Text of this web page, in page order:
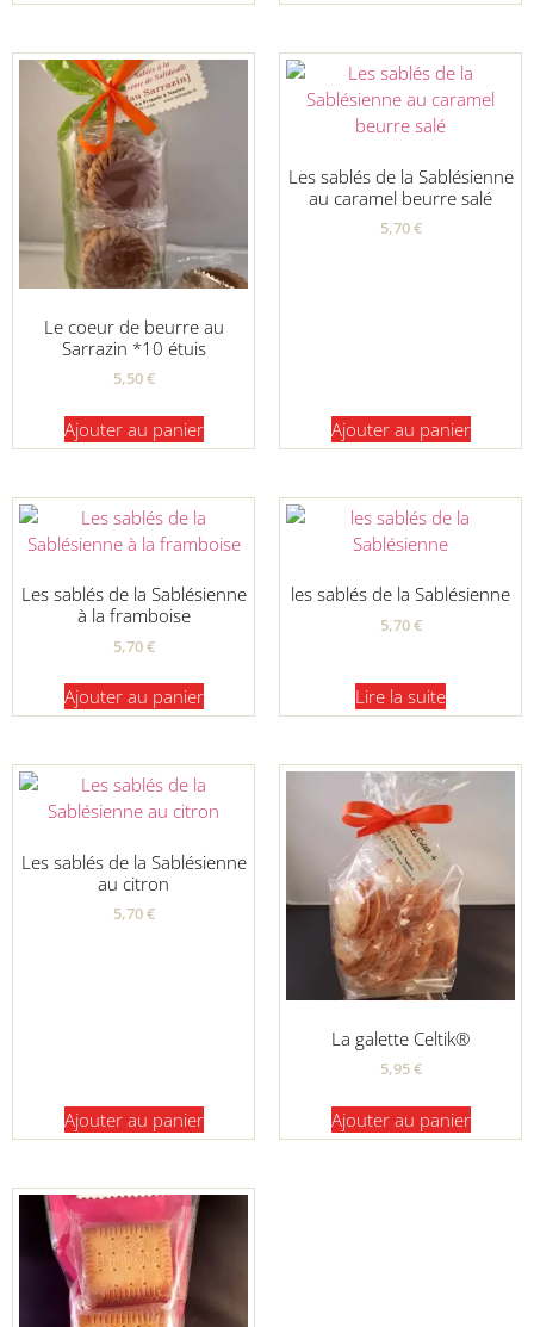
Le coeur de beurre au
Sarrazin *10 étuis
5,50€
Ajouter au panier
Les sablés de la Sablésienne
au caramel beurre salé
5,70€
Ajouter au panier
Les sablés de la Sablésienne
à la framboise
5,70€
Ajouter au panier
les sablés de la Sablésienne
5,70€
Lire la suite
Les sablés de la Sablésienne
au citron
5,70€
Ajouter au panier
La galette Celtik®
5,95€
Ajouter au panier